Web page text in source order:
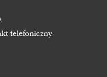
telefoniczny